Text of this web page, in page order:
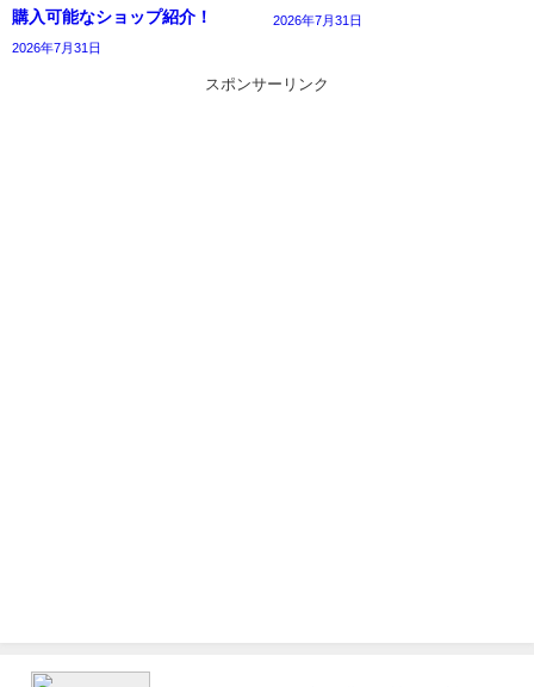
購入可能なショップ紹介！
2026年7月31日
2026年7月31日
スポンサーリンク